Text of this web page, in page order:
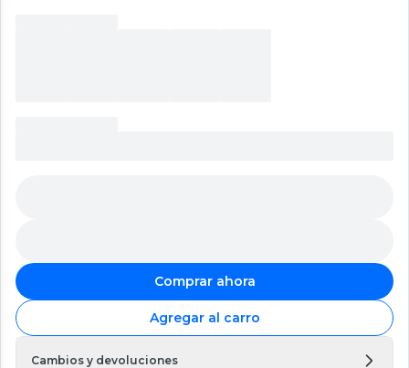
Comprar ahora
Agregar al carro
Cambios y devoluciones